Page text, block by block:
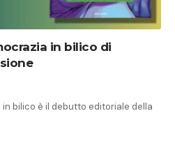
in bilico di
bilico è il debutto editoriale della